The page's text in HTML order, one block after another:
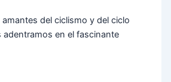
amantes del ciclismo y del ciclo
en el fascinante